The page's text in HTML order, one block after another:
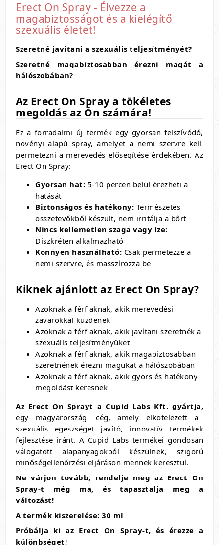
Erect On Spray - Élvezze a
magabiztosságot és a kielégítő
szexuális életet!
Szeretné javítani a szexuális teljesítményét?
Szeretné magabiztosabban érezni magát a
hálószobában?
Az Erect On Spray a tökéletes
megoldás az Ön számára!
Ez a forradalmi új termék egy gyorsan felszívódó,
növényi alapú spray, amelyet a nemi szervre kell
permetezni a merevedés elősegítése érdekében. Az
Erect On Spray:
Gyorsan hat: 5-10 percen belül érezheti a
hatását
Biztonságos és hatékony: Természetes
összetevőkből készült, nem irritálja a bőrt
Nincs kellemetlen szaga vagy íze:
Diszkréten alkalmazható
Könnyen használható: Csak permetezze a
nemi szervre, és masszírozza be
Kiknek ajánlott az Erect On Spray?
Azoknak a férfiaknak, akik merevedési
zavarokkal küzdenek
Azoknak a férfiaknak, akik javítani szeretnék a
szexuális teljesítményüket
Azoknak a férfiaknak, akik magabiztosabban
szeretnének érezni magukat a hálószobában
Azoknak a férfiaknak, akik gyors és hatékony
megoldást keresnek
Az Erect On Sprayt a Cupid Labs Kft. gyártja,
egy magyarországi cég, amely elkötelezett a
szexuális egészséget javító, innovatív termékek
fejlesztése iránt. A Cupid Labs termékei gondosan
válogatott alapanyagokból készülnek, szigorú
minőségellenőrzési eljáráson mennek keresztül.
Ne várjon tovább, rendelje meg az Erect On
Spray-t még ma, és tapasztalja meg a
változást!
A termék kiszerelése: 30 ml
Próbálja ki az Erect On Spray-t, és érezze a
különbséget!